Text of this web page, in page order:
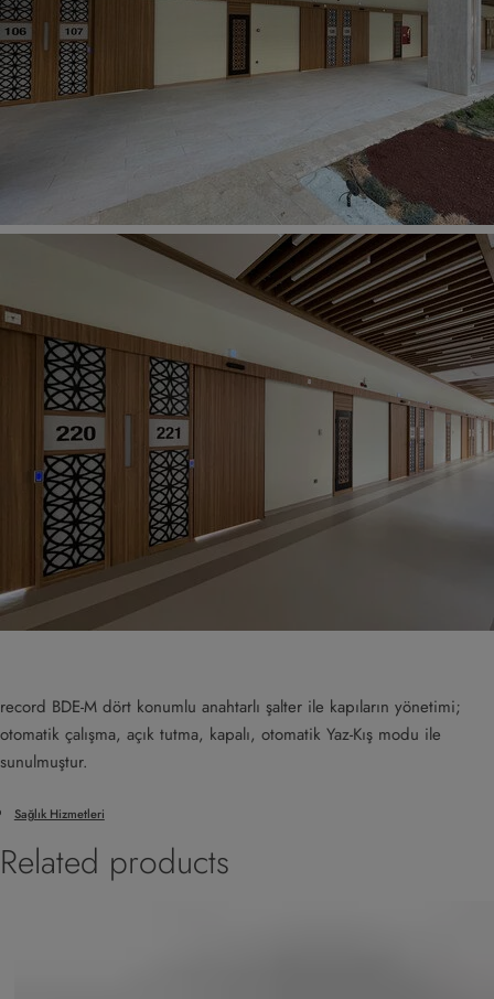
record BDE-M dört konumlu anahtarlı şalter ile kapıların yönetimi;
otomatik çalışma, açık tutma, kapalı, otomatik Yaz‐Kış modu ile
sunulmuştur.
Sağlık Hizmetleri
Related products